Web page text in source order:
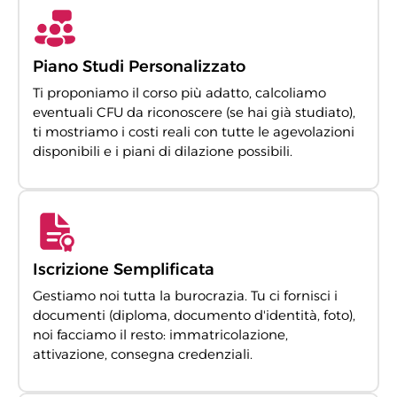
Piano Studi Personalizzato
Ti proponiamo il corso più adatto, calcoliamo
eventuali CFU da riconoscere (se hai già studiato),
ti mostriamo i costi reali con tutte le agevolazioni
disponibili e i piani di dilazione possibili.
Iscrizione Semplificata
Gestiamo noi tutta la burocrazia. Tu ci fornisci i
documenti (diploma, documento d'identità, foto),
noi facciamo il resto: immatricolazione,
attivazione, consegna credenziali.